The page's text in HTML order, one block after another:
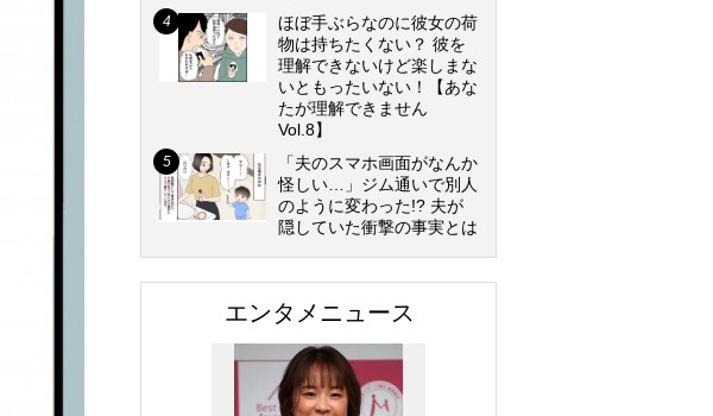
ほぼ手ぶらなのに彼女の荷
物は持ちたくない？ 彼を
理解できないけど楽しまな
いともったいない！【あな
たが理解できません
Vol.8】
「夫のスマホ画面がなんか
怪しい…」ジム通いで別人
のように変わった!? 夫が
隠していた衝撃の事実とは
エンタメニュース